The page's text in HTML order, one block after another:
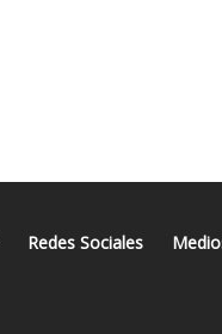
Redes Sociales